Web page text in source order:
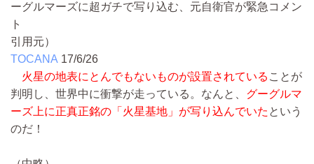
ーグルマーズに超ガチで写り込む、元自衛官が緊急コメン
ト
引用元）
TOCANA 17/6/26
火星の地表にとんでもないものが設置されている ことが
判明し、世界中に衝撃が走っている。なんと、 グーグルマ
ーズ上に正真正銘の「火星基地」が写り込んでいた という
のだ！